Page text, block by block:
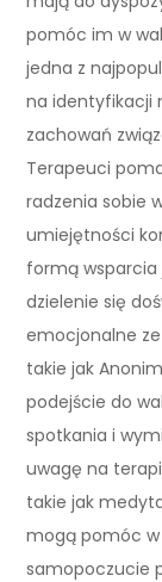
pomóc im w
jedna z
na identyfikacji
zachowań
Terapeuci
radzenia sobie
umiejętności
formą wsparcia
dzielenie się
emocjonalne
takie jak
podejście do
spotkania i
uwagę na
takie jak
mogą pomóc w
samopoczucie